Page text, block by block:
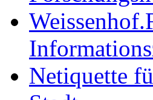
Netiquette